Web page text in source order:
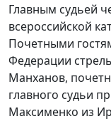
Главным судьей
всероссийской
Почетными
Федерации
Манханов,
главного судьи
Максименко из